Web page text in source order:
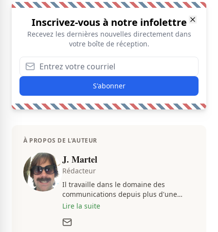
Inscrivez-vous à notre infolettre
Recevez les dernières nouvelles directement dans
votre boîte de réception.
S'abonner
À PROPOS DE L'AUTEUR
J. Martel
Rédacteur
Il travaille dans le domaine des
communications depuis plus d'une
dizaine d'années, en plus d'être
actualités. Autant intéressé par les
Lire la suite